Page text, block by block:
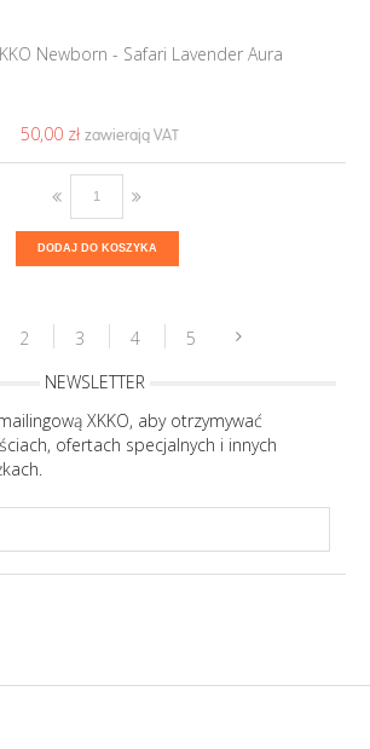
Newborn - Safari Lavender Aura
50,00 ‎zł
DODAJ DO KOSZYKA
2 3 4
5
NEWSLETTER
XKKO, aby otrzymywać
ofertach specjalnych i innych